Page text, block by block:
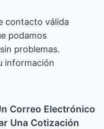
contacto válida
podamos
problemas.
información
Correo Electrónico
Una Cotización